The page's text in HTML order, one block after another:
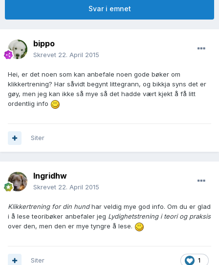
Svar i emnet
bippo
Skrevet 22. April 2015
Hei, er det noen som kan anbefale noen gode bøker om
klikkertrening? Har såvidt begynt littegrann, og bikkja syns det er
gøy, men jeg kan ikke så mye så det hadde vært kjekt å få litt
ordentlig info
Siter
Ingridhw
Skrevet 22. April 2015
Klikkertrening for din hundhar veldig mye god info. Om du er glad
i å lese teoribøker anbefaler jeg Lydighetstrening i teori og praksis
over den, men den er mye tyngre å lese.
1
Siter